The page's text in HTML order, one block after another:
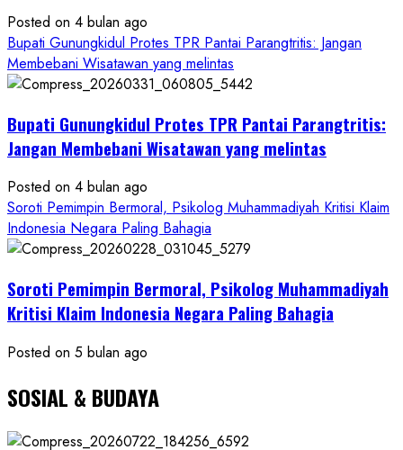
Ketum
PWRI
RI
Minta
Resmi
Posted on 4 bulan ago
Bupati Gunungkidul Protes TPR Pantai Parangtritis: Jangan
Membebani Wisatawan yang melintas
Bupati Gunungkidul Protes TPR Pantai Parangtritis:
Jangan Membebani Wisatawan yang melintas
Posted on 4 bulan ago
Soroti Pemimpin Bermoral, Psikolog Muhammadiyah Kritisi Klaim
Indonesia Negara Paling Bahagia
Soroti Pemimpin Bermoral, Psikolog Muhammadiyah
Kritisi Klaim Indonesia Negara Paling Bahagia
Posted on 5 bulan ago
SOSIAL & BUDAYA